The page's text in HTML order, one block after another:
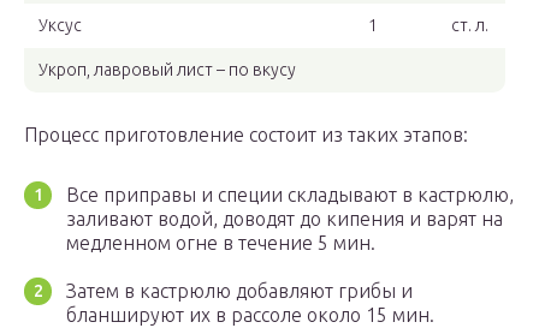
Уксус 1 ст. л.
Укроп, лавровый лист – по вкусу
Процесс приготовление состоит из таких этапов:
Все приправы и специи складывают в кастрюлю,
заливают водой, доводят до кипения и варят на
медленном огне в течение 5 мин.
Затем в кастрюлю добавляют грибы и
бланшируют их в рассоле около 15 мин.